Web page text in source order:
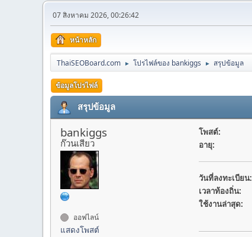
07 สิงหาคม 2026, 00:26:42
หน้าหลัก
ThaiSEOBoard.com ► โปรไฟล์ของ bankiggs ► สรุปข้อมูล
ข้อมูลโปรไฟล์
สรุปข้อมูล
bankiggs
ก๊วนเสียว
ออฟไลน์
แสดงโพสต์
โพสต์:
อายุ:
วันที่ลงทะเบียน:
เวลาท้องถิ่น:
ใช้งานล่าสุด: